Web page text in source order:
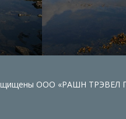
ООО «РАШН ТРЭВЕЛ